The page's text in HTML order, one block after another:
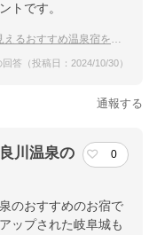
トです。
すめ温泉宿を教えてください
答（投稿日：2024/10/30）
通報する
川温泉の
0
のおすすめのお宿で
ップされた岐阜城も